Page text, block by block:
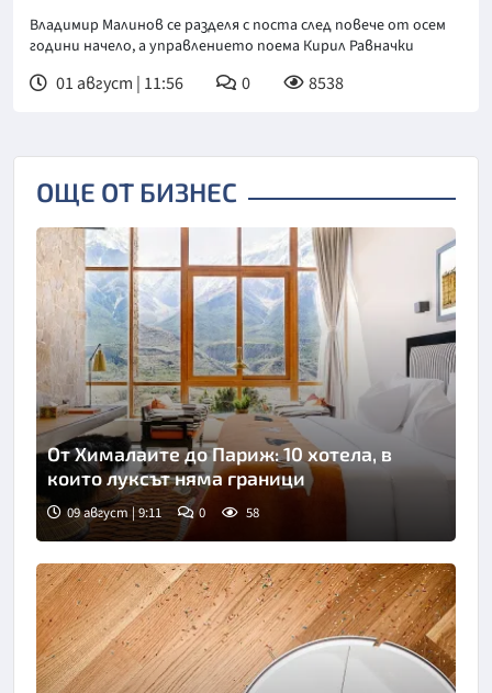
Владимир Малинов се разделя с поста след повече от осем
години начело, а управлението поема Кирил Равначки
01 август | 11:56 0 8538
ОЩЕ ОТ БИЗНЕС
От Хималаите до Париж: 10 хотела, в
които луксът няма граници
09 август | 9:11 0 58